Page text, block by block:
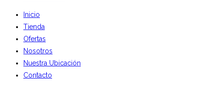
Inicio
Tienda
Ofertas
Nosotros
Nuestra Ubicación
Contacto